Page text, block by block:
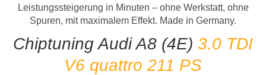
Leistungssteigerung in Minuten – ohne Werkstatt, ohne
Spuren, mit maximalem Effekt. Made in Germany.
Chiptuning Audi A8 (4E) 3.0 TDI
V6 quattro 211 PS